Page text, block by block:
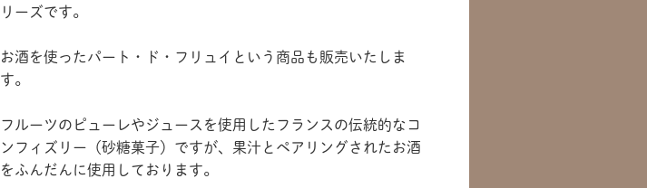
リーズです。
お酒を使ったパート・ド・フリュイという商品も販売いたしま
す。
フルーツのピューレやジュースを使用したフランスの伝統的なコ
ンフィズリー（砂糖菓子）ですが、果汁とペアリングされたお酒
をふんだんに使用しております。